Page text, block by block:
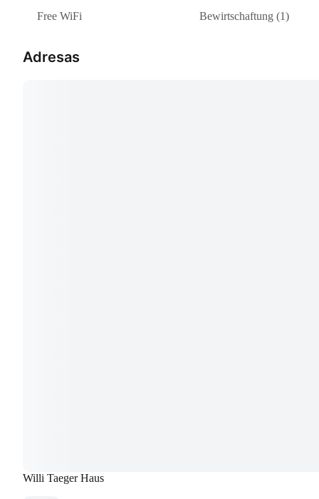
Free WiFi Bewirtschaftung (1)
Adresas
Willi Taeger Haus